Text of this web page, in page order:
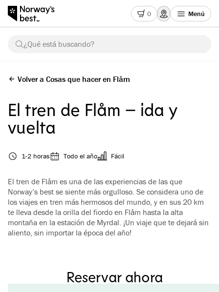
0 Menú
¿Qué está buscando?
Volver a Cosas que hacer en Flåm
El tren de Flåm – ida y
vuelta
1-2 horas Todo el año Fácil
El tren de Flåm es una de las experiencias de las que
Norway’s best se siente más orgulloso. Se considera uno de
los viajes en tren más hermosos del mundo, y en sus 20 km
te lleva desde la orilla del fiordo en Flåm hasta la alta
montaña en la estación de Myrdal. ¡Un viaje que te dejará sin
aliento, sin importar la época del año!
Reservar ahora